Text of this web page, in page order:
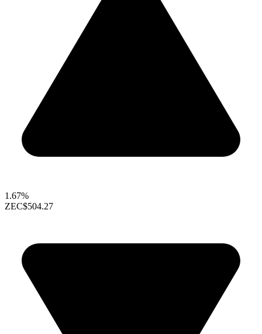
1.67%
ZEC$504.27